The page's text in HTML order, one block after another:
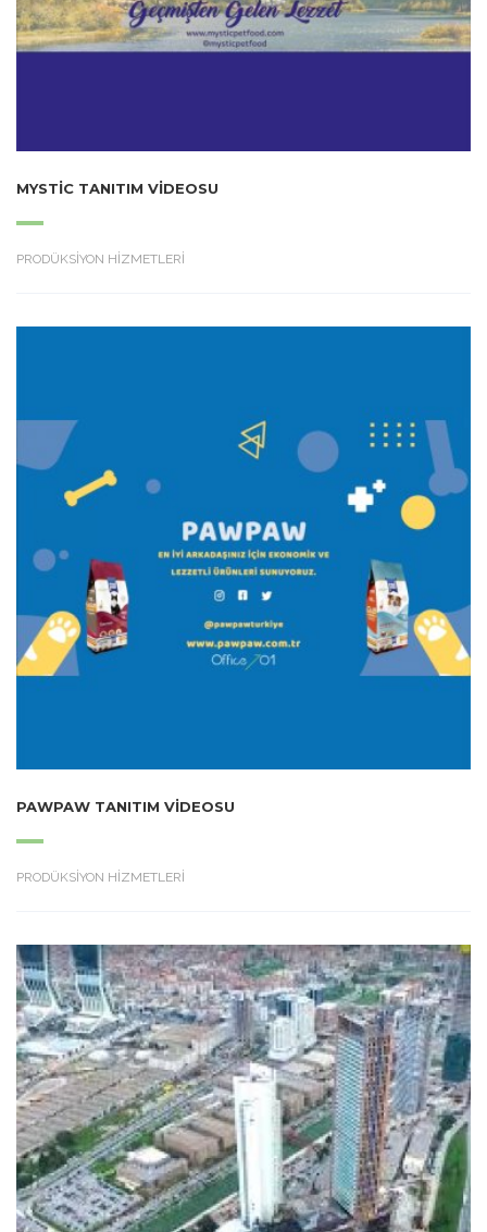
MYSTIC TANITIM VIDEOSU
PRODÜKSİYON HİZMETLERİ
PAWPAW TANITIM VIDEOSU
PRODÜKSİYON HİZMETLERİ